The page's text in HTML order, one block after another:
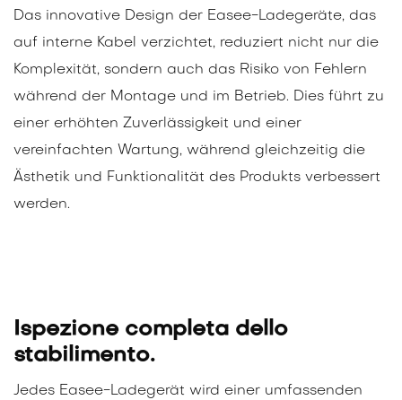
Das innovative Design der Easee-Ladegeräte, das
auf interne Kabel verzichtet, reduziert nicht nur die
Komplexität, sondern auch das Risiko von Fehlern
während der Montage und im Betrieb. Dies führt zu
einer erhöhten Zuverlässigkeit und einer
vereinfachten Wartung, während gleichzeitig die
Ästhetik und Funktionalität des Produkts verbessert
werden.
Ispezione completa dello
stabilimento.
Jedes Easee-Ladegerät wird einer umfassenden